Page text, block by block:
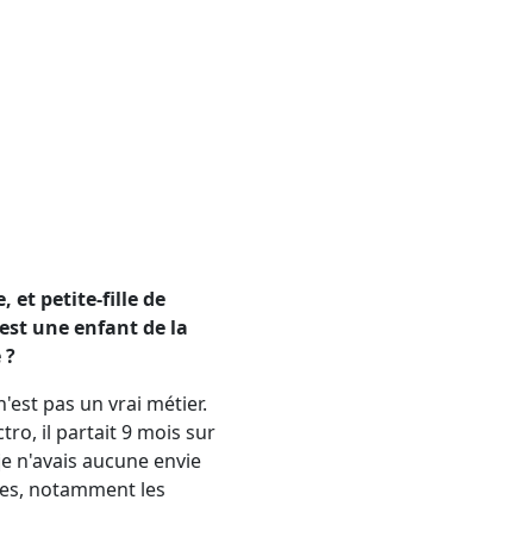
et petite-fille de
une enfant de la
pas un vrai métier.
il partait 9 mois sur
n'avais aucune envie
notamment les